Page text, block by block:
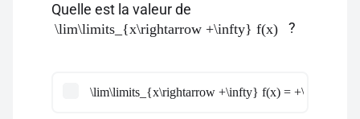
Quelle est la valeur de
\lim\limits_{x\rightarrow +\infty} f(x) ?
\lim\limits_{x\rightarrow +\infty} f(x) = +\infty